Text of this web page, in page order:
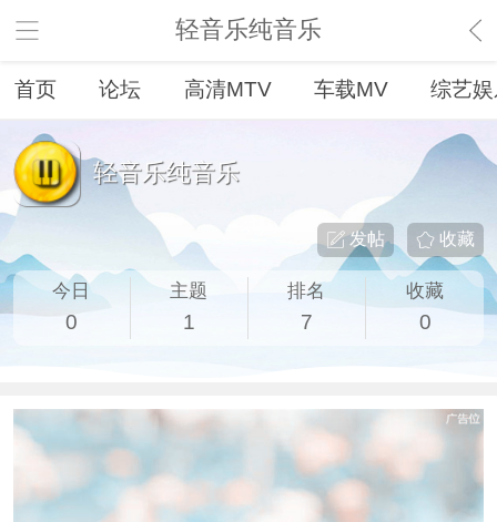
轻音乐纯音乐
首页 论坛 高清MTV 车载MV 综艺
轻音乐纯音乐
收藏
发帖
今日
0
主题
1
排名
7
收藏
0